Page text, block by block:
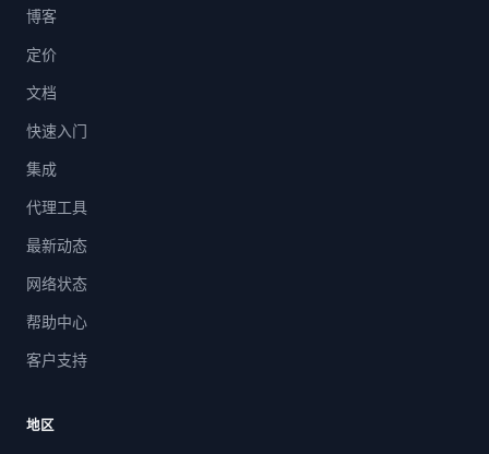
博客
定价
文档
快速入门
集成
代理工具
最新动态
网络状态
帮助中心
客户支持
地区